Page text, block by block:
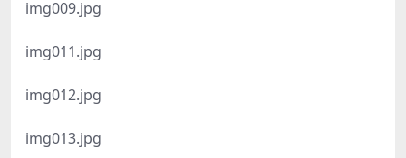
img009.jpg
img011.jpg
img012.jpg
img013.jpg